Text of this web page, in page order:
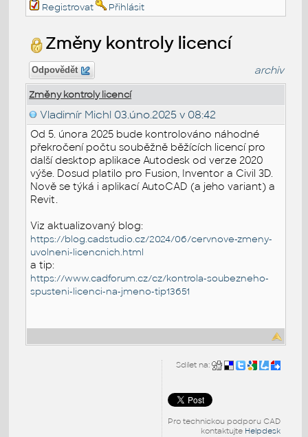
Registrovat
Přihlásit
Změny kontroly licencí
Odpovědět archiv
Změny kontroly licencí
Vladimír Michl 03.úno.2025 v 08:42
Od 5. února 2025 bude kontrolováno náhodné
překročení počtu souběžně běžících licencí pro
další desktop aplikace Autodesk od verze 2020
výše. Dosud platilo pro Fusion, Inventor a Civil 3D.
Nově se týká i aplikací AutoCAD (a jeho variant) a
Revit.
Viz aktualizovaný blog:
https://blog.cadstudio.cz/2024/06/cervnove-zmeny-
uvolneni-licencnich.html
a tip:
https://www.cadforum.cz/cz/kontrola-soubezneho-
spusteni-licenci-na-jmeno-tip13651
Sdílet na:
Pro technickou podporu CAD
kontaktujte Helpdesk